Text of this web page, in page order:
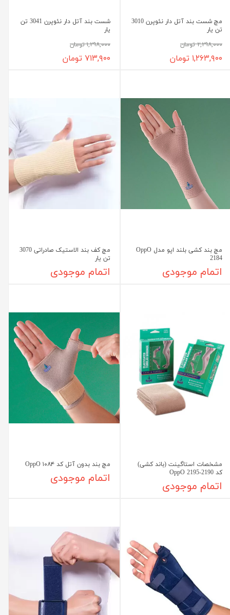
مچ شست بند آتل دار نئوپرن 3010
تن یار
۲,۲۹۸,۰۰۰ تومان
۱,۲۶۳,۹۰۰ تومان
شست بند آتل دار نئوپرن 3041 تن
یار
۱,۲۹۸,۰۰۰ تومان
۷۱۳,۹۰۰ تومان
مچ بند كشی بلند اپو مدل OppO
2184
اتمام موجودی
مچ کف بند الاستیک صادراتی 3070
تن یار
اتمام موجودی
مشخصات استاگینت (باند کشی)
کد 2190-2195 OppO
اتمام موجودی
مچ بند بدون آتل کد ۱۰۸۴ OppO
اتمام موجودی